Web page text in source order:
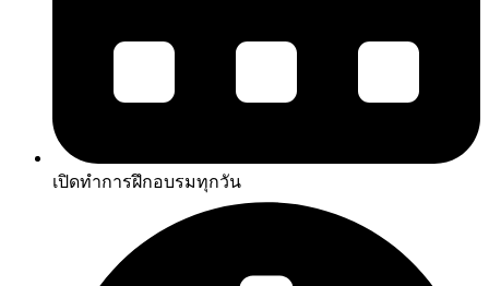
เปิดทำการฝึกอบรมทุกวัน